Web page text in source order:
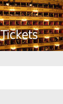
Tickets